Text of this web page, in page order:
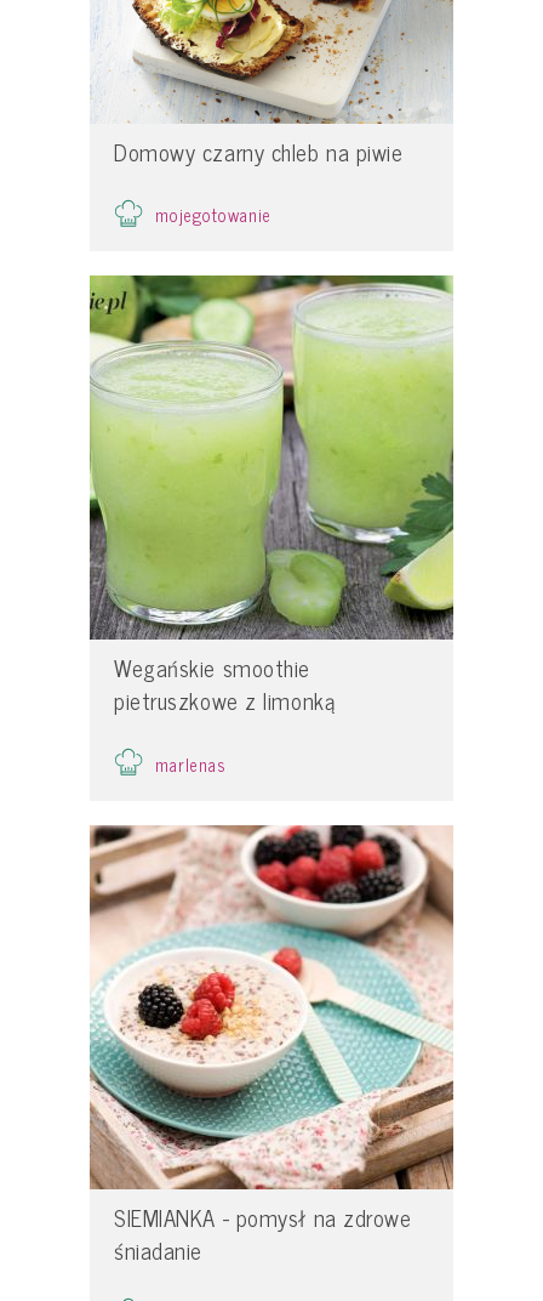
Domowy czarny chleb na piwie
mojegotowanie
Wegańskie smoothie
pietruszkowe z limonką
marlenas
SIEMIANKA - pomysł na zdrowe
śniadanie